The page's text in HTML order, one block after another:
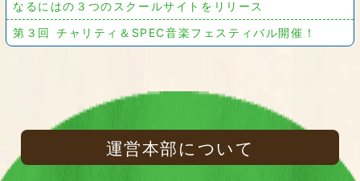
なるにはの３つのスクールサイトをリリース
第３回 チャリティ＆SPEC音楽フェスティバル開催！
運営本部について